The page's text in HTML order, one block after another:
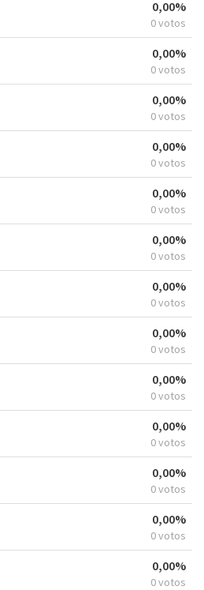
0,00%
0 votos
0,00%
0 votos
0,00%
0 votos
0,00%
0 votos
0,00%
0 votos
0,00%
0 votos
0,00%
0 votos
0,00%
0 votos
0,00%
0 votos
0,00%
0 votos
0,00%
0 votos
0,00%
0 votos
0,00%
0 votos